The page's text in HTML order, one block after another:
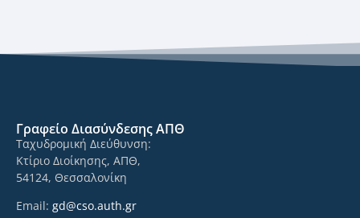
Γραφείο Διασύνδεσης ΑΠΘ
Ταχυδρομική Διεύθυνση:
Κτίριο Διοίκησης, ΑΠΘ,
54124, Θεσσαλονίκη
Email: gd@cso.auth.gr